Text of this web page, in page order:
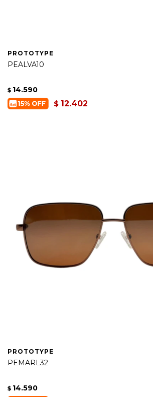
PROTOTYPE
PEALVA10
$ 14.590
$ 12.402
PROTOTYPE
PEMARL32
$ 14.590